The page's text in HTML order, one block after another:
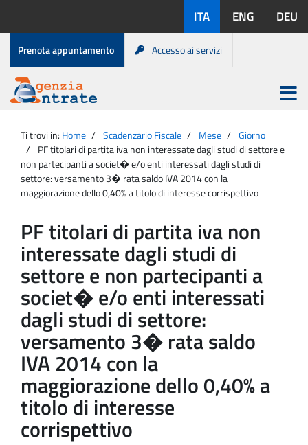
contenuto
disponibili:
ITA ENG DEU
Menu
di
servizio
Prenota appuntamento Accesso ai servizi
Agenzia
Entrate
Apri
menu
principale
Ti trovi in: Home Scadenzario Fiscale Mese
Giorno
PF titolari di partita iva non interessate dagli studi di settore e
non partecipanti a societ� e/o enti interessati dagli studi di
settore: versamento 3� rata saldo IVA 2014 con la
maggiorazione dello 0,40% a titolo di interesse corrispettivo
PF titolari di partita iva non
interessate dagli studi di
settore e non partecipanti a
societ� e/o enti interessati
dagli studi di settore:
versamento 3� rata saldo
IVA 2014 con la
maggiorazione dello 0,40% a
titolo di interesse
corrispettivo